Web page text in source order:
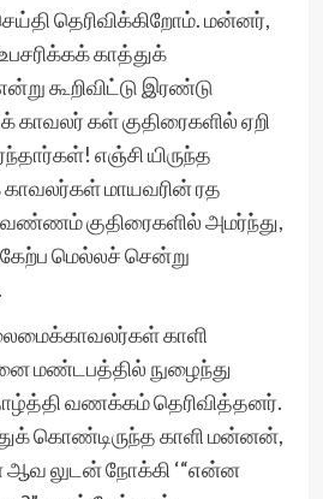
தெரிவிக்கிறோம். மன்னர்,
காத்துக்
கூறிவிட்டு இரண்டு
கள் குதிரைகளில் ஏறி
எஞ்சி யிருந்த
காவலர்கள் மாயவரின் ரத
குதிரைகளில் அமர்ந்து,
மெல்லச் சென்று
காளி
மண்டபத்தில் நுழைந்து
வணக்கம் தெரிவித்தனர்.
கொண்டிருந்த காளி மன்னன்,
லுடன் நோக்கி ‘“என்ன